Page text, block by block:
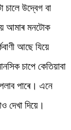
উদ্বেগ বা
আমাৰ মনটোক
আছে যিয়ে
চাপে কেতিয়াবা
পাৰে। এনে
দেখা দিয়ে।